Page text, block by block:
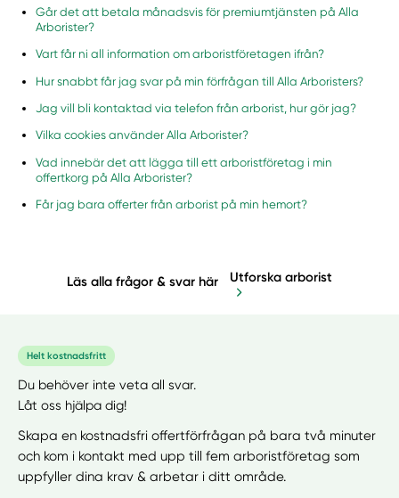
Går det att betala månadsvis för premiumtjänsten på Alla
Arborister?
Vart får ni all information om arboristföretagen ifrån?
Hur snabbt får jag svar på min förfrågan till Alla Arboristers?
Jag vill bli kontaktad via telefon från arborist, hur gör jag?
Vilka cookies använder Alla Arborister?
Vad innebär det att lägga till ett arboristföretag i min
offertkorg på Alla Arborister?
Får jag bara offerter från arborist på min hemort?
Läs alla frågor & svar här Utforska arborist
Helt kostnadsfritt
Du behöver inte veta all svar.
Låt oss hjälpa dig!
Skapa en kostnadsfri offertförfrågan på bara två minuter
och kom i kontakt med upp till fem arboristföretag som
uppfyller dina krav & arbetar i ditt område.